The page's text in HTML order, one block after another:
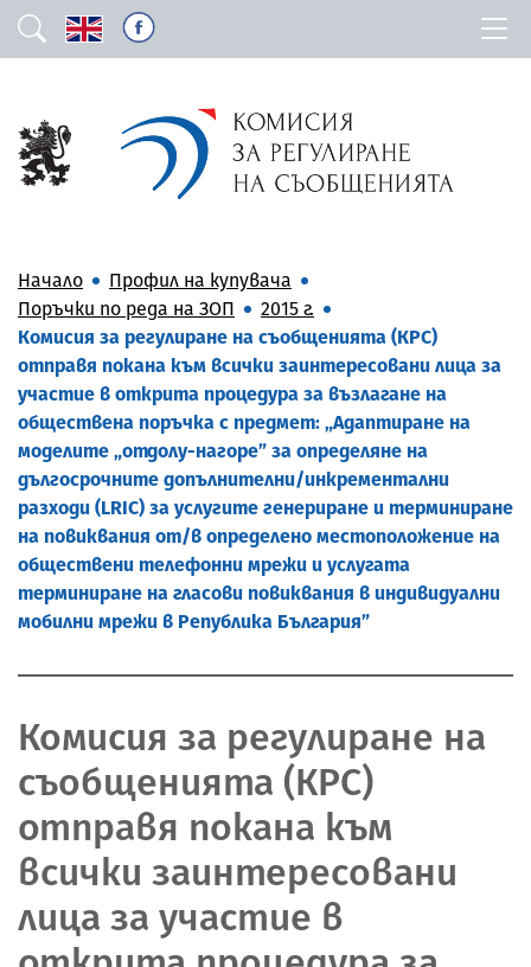
Начало
Профил на купувача
Поръчки по реда на ЗОП
2015 г.
Комисия за регулиране на съобщенията (КРС)
отправя покана към всички заинтересовани лица за
участие в открита процедура за възлагане на
обществена поръчка с предмет: „Адаптиране на
моделите „отдолу-нагоре” за определяне на
дългосрочните допълнителни/инкрементални
разходи (LRIC) за услугите генериране и терминиране
на повиквания от/в определено местоположение на
обществени телефонни мрежи и услугата
терминиране на гласови повиквания в индивидуални
мобилни мрежи в Република България”
Комисия за регулиране на
съобщенията (КРС)
отправя покана към
всички заинтересовани
лица за участие в